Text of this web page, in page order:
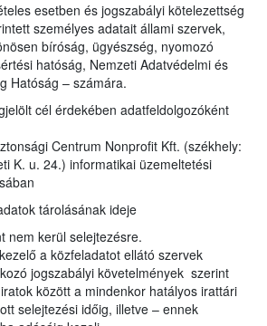
esetben és jogszabályi kötelezettség
személyes adatait állami szervek,
bíróság, ügyészség, nyomozó
hatóság, Nemzeti Adatvédelmi és
Hatóság – számára.
cél érdekében adatfeldolgozóként
Centrum Nonprofit Kft. (székhely:
K. u. 24.) informatikai üzemeltetési
tárolásának ideje
nem kerül selejtezésre.
a közfeladatot ellátó szervek
jogszabályi követelmények szerint
között a mindenkor hatályos irattári
selejtezési időig, illetve – ennek